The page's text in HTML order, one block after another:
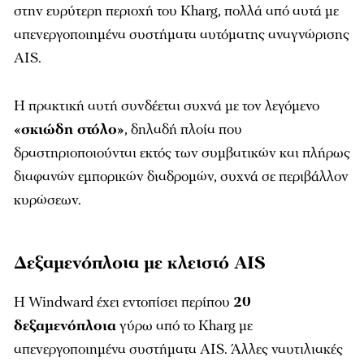
στην ευρύτερη περιοχή του Kharg, πολλά από αυτά με
απενεργοποιημένα συστήματα αυτόματης αναγνώρισης
AIS.
Η πρακτική αυτή συνδέεται συχνά με τον λεγόμενο
«σκιώδη στόλο», δηλαδή πλοία που
δραστηριοποιούνται εκτός των συμβατικών και πλήρως
διαφανών εμπορικών διαδρομών, συχνά σε περιβάλλον
κυρώσεων.
Δεξαμενόπλοια με κλειστό AIS
Η Windward έχει εντοπίσει περίπου 20
δεξαμενόπλοιαγύρω από το Kharg με
απενεργοποιημένα συστήματα AIS. Άλλες ναυτιλιακές